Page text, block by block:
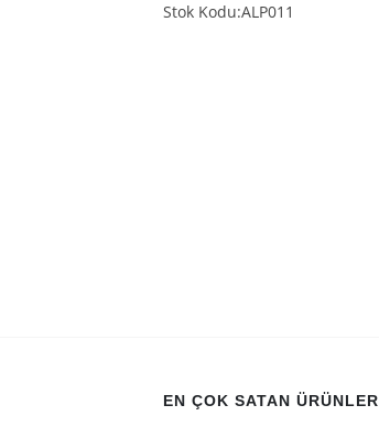
Stok Kodu:ALP011
EN ÇOK SATAN ÜRÜNLER